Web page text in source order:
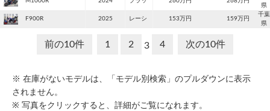
県
F900R 2025 レーシ 153万円 159万円
千葉
県
前の10件 1 2 3 4 次の10件
※ 在庫がないモデルは、「モデル別検索」のプルダウンに表示
されません。
※ 写真をクリックすると、詳細がご覧になれます。